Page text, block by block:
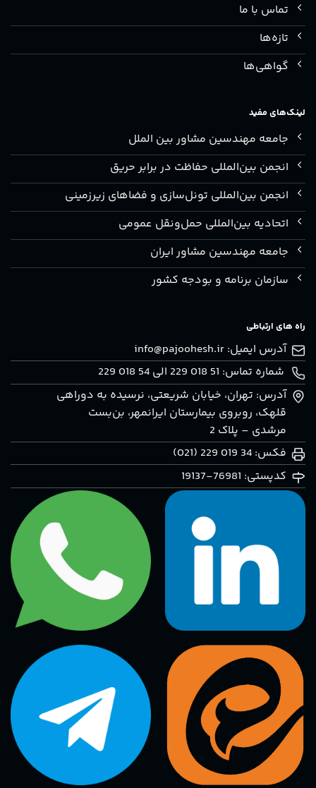
تماس با ما
تازه‌ها
گواهی‌ها
لینک‌های مفید
جامعه مهندسین مشاور بین الملل
انجمن بین‌المللی حفاظت در برابر حریق
انجمن بین‌المللی تونل‌سازی و فضاهای زیرزمینی
اتحادیه بین‌المللی حمل‌ونقل عمومی
جامعه مهندسین مشاور ایران
سازمان برنامه و بودجه کشور
راه های ارتباطی
آدرس ایمیل: info@pajoohesh.ir
شماره تماس: 51 018 229 الی 54 018 229
آدرس: تهران، خيابان شريعتی، نرسيده به دوراهی
قلهک، روبروی بيمارستان ايرانمهر، بن‌بست
مرشدی – پلاک 2
فکس: 34 019 229 (021)
کدپستی: 76981-19137